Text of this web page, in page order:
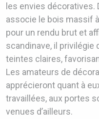
les envies décoratives.
associe le bois massif
pour un rendu brut et
scandinave, il privilégie
teintes claires,
Les amateurs de
apprécieront quant à
travaillées, aux portes
venues d’ailleurs.